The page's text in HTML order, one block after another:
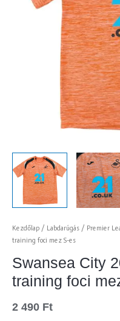
Kezdőlap / Labdarúgás / Premier
training foci mez S-es
Swansea City
training foci
2 490 Ft